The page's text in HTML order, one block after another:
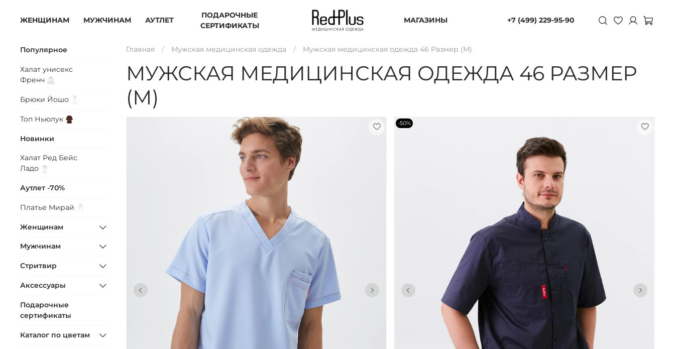
ЖЕНЩИНАМ МУЖЧИНАМ АУТЛЕТ
ПОДАРОЧНЫЕ
СЕРТИФИКАТЫ
МАГАЗИНЫ +7 (499) 229-95-90
Главная Мужская медицинская одежда Мужская медицинская одежда 46 Размер (М)
МУЖСКАЯ МЕДИЦИНСКАЯ ОДЕЖДА 46 РАЗМЕР
(М)
-50%
Популярное
Халат унисекс
Френч
Брюки Йошо
Топ Ньюлук
Новинки
Халат Ред Бейс
Ладо
Аутлет -70%
Платье Мирай
Женщинам
Мужчинам
Стритвир
Аксессуары
Подарочные
сертификаты
Каталог по цветам